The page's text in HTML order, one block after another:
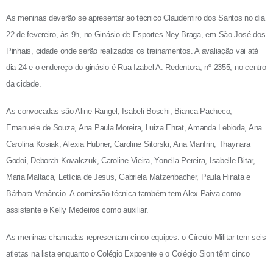
As meninas deverão se apresentar ao técnico Claudemiro dos Santos no dia
22 de fevereiro, às 9h, no Ginásio de Esportes Ney Braga, em São José dos
Pinhais, cidade onde serão realizados os treinamentos. A avaliação vai até
dia 24 e o endereço do ginásio é Rua Izabel A. Redentora, nº 2355, no centro
da cidade.
As convocadas são Aline Rangel, Isabeli Boschi, Bianca Pacheco,
Emanuele de Souza, Ana Paula Moreira, Luiza Ehrat, Amanda Lebioda, Ana
Carolina Kosiak, Alexia Hubner, Caroline Sitorski, Ana Manfrin, Thaynara
Godoi, Deborah Kovalczuk, Caroline Vieira, Yonella Pereira, Isabelle Bitar,
Maria Maltaca, Letícia de Jesus, Gabriela Matzenbacher, Paula Hinata e
Bárbara Venâncio. A comissão técnica também tem Alex Paiva como
assistente e Kelly Medeiros como auxiliar.
As meninas chamadas representam cinco equipes: o Círculo Militar tem seis
atletas na lista enquanto o Colégio Expoente e o Colégio Sion têm cinco